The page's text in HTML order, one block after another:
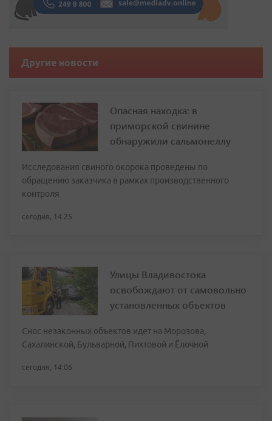
Другие новости
Опасная находка: в
приморской свинине
обнаружили сальмонеллу
Исследования свиного окорока проведены по
обращению заказчика в рамках производственного
контроля
сегодня, 14:25
Улицы Владивостока
освобождают от самовольно
установленных объектов
Снос незаконных объектов идет на Морозова,
Сахалинской, Бульварной, Пихтовой и Ёлочной
сегодня, 14:06